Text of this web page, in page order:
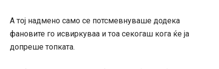
А тој надмено само се потсмевнуваше додека
фановите го исвиркуваа и тоа секогаш кога ќе ја
допреше топката.